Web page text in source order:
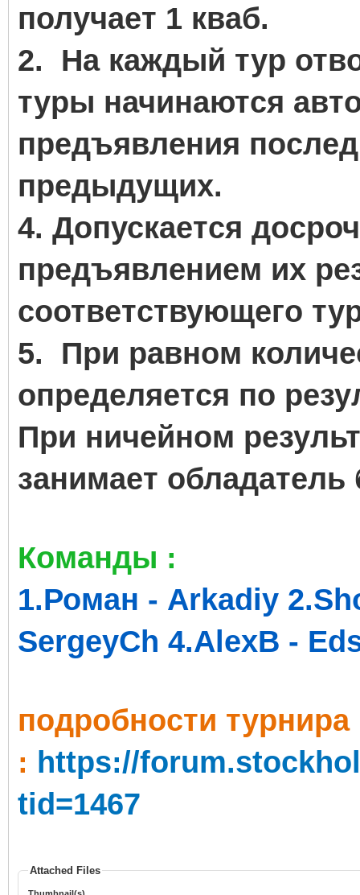
получает 1 кваб.
2. На каждый тур
туры начинаются
предъявления
предыдущих.
4. Допускается
предъявлением их
соответствующего
5. При равном
определяется по
При ничейном
занимает
Команды :
1.Роман - Arkadiy
SergeyCh 4.AlexB -
пoдробности турнира
: https://
tid=1467
Attached Files